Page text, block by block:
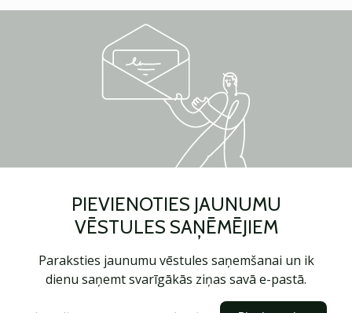
PIEVIENOTIES JAUNUMU
VĒSTULES SAŅĒMĒJIEM
Paraksties jaunumu vēstules saņemšanai un ik
dienu saņemt svarīgākās ziņas savā e-pastā.